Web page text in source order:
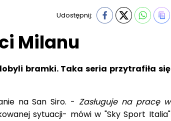
Udostępnij:
Milanu
bramki. Taka seria przytrafiła się
na San Siro. - Zasługuje na pracę w
sytuacji- mówi w "Sky Sport Italia"